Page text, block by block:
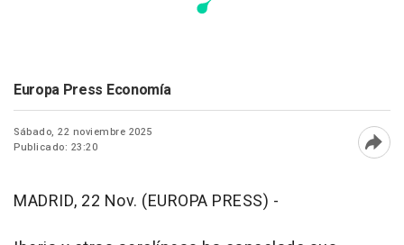
Europa Press Economía
Sábado, 22 noviembre 2025
Publicado: 23:20
MADRID, 22 Nov. (EUROPA PRESS) -